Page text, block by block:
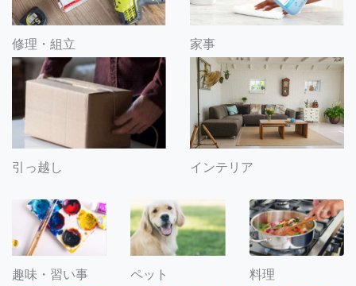
修理・組立 家事
引っ越し インテリア
趣味・習い事 ペット 料理